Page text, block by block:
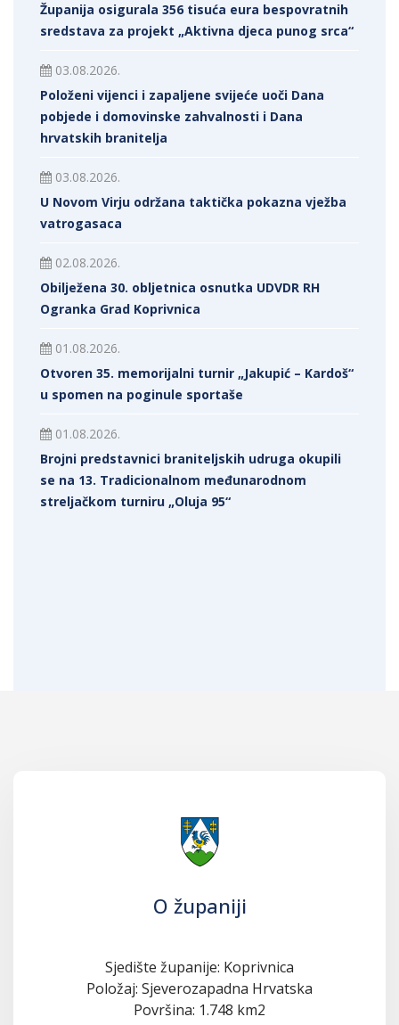
Županija osigurala 356 tisuća eura bespovratnih
sredstava za projekt „Aktivna djeca punog srca“
03.08.2026.
Položeni vijenci i zapaljene svijeće uoči Dana
pobjede i domovinske zahvalnosti i Dana
hrvatskih branitelja
03.08.2026.
U Novom Virju održana taktička pokazna vježba
vatrogasaca
02.08.2026.
Obilježena 30. obljetnica osnutka UDVDR RH
Ogranka Grad Koprivnica
01.08.2026.
Otvoren 35. memorijalni turnir „Jakupić – Kardoš“
u spomen na poginule sportaše
01.08.2026.
Brojni predstavnici braniteljskih udruga okupili
se na 13. Tradicionalnom međunarodnom
streljačkom turniru „Oluja 95“
O županiji
Sjedište županije: Koprivnica
Položaj: Sjeverozapadna Hrvatska
Površina: 1.748 km2